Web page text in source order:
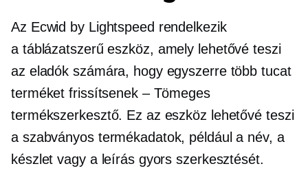
Az Ecwid by Lightspeed rendelkezik
a táblázatszerűeszköz, amely lehetővé teszi
az eladók számára, hogy egyszerre több tucat
terméket frissítsenek – Tömeges
termékszerkesztő. Ez az eszköz lehetővé teszi
a szabványos termékadatok, például a név, a
készlet vagy a leírás gyors szerkesztését.